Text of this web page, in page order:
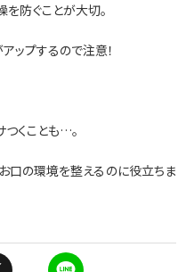
防ぐことが大切。
ップするので注意！
くことも…。
口の環境を整えるのに役立ちま